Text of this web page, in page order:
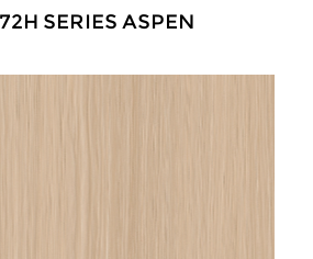
SERIES ASPEN